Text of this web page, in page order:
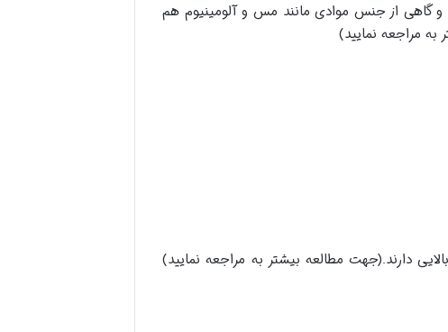
گاهی از جنس موادی مانند مس و آلومینیوم هم
مراجعه نمایید)
دارند.(جهت مطالعه بیشتر به مراجعه نمایید)